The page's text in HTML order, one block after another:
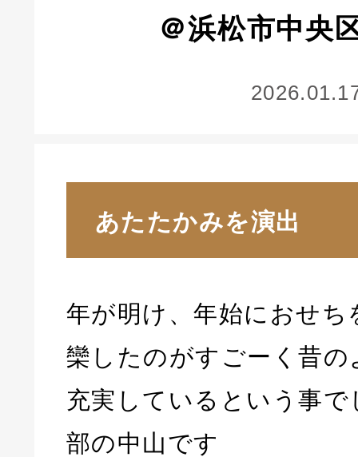
＠浜松市中央
あたたかみを演出
年が明け、年始におせち
欒したのがすごーく昔
充実しているという事
部の中山です